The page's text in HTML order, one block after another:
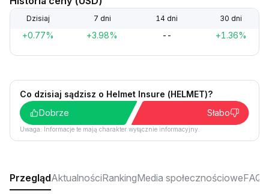
Dzisiaj 7 dni 14 dni 30 dni
+0.77% +3.98% -- +1.36%
Co dzisiaj sądzisz o Helmet Insure (HELMET)?
Dobrze
Słabo
Uwaga: Informacje te mają charakter wyłącznie informacyjny.
PrzeglądAktualnościRankingMedia społecznościoweFAQ